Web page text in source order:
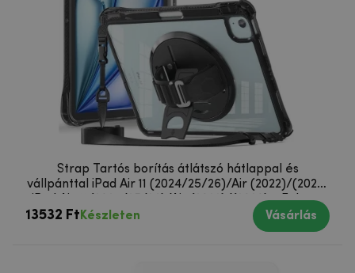
Strap Tartós borítás átlátszó hátlappal és
vállpánttal iPad Air 11 (2024/25/26)/Air (2022)/(2020)
iPad Air 11 (2024/25/26)/Air (2022)/(2020) - Fekete
13532 Ft Készleten Vásárlás